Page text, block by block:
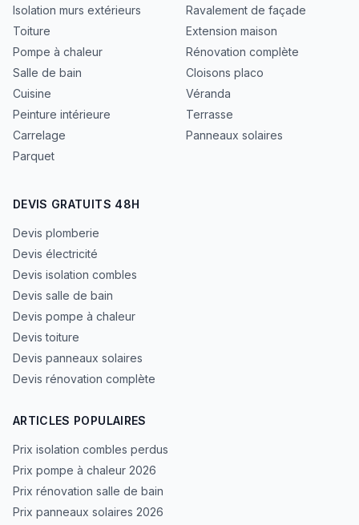
Isolation murs extérieurs
Toiture
Pompe à chaleur
Salle de bain
Cuisine
Peinture intérieure
Carrelage
Parquet
Ravalement de façade
Extension maison
Rénovation complète
Cloisons placo
Véranda
Terrasse
Panneaux solaires
DEVIS GRATUITS 48H
Devis plomberie
Devis électricité
Devis isolation combles
Devis salle de bain
Devis pompe à chaleur
Devis toiture
Devis panneaux solaires
Devis rénovation complète
ARTICLES POPULAIRES
Prix isolation combles perdus
Prix pompe à chaleur 2026
Prix rénovation salle de bain
Prix panneaux solaires 2026